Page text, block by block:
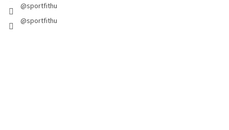
@sportfithu
@sportfithu